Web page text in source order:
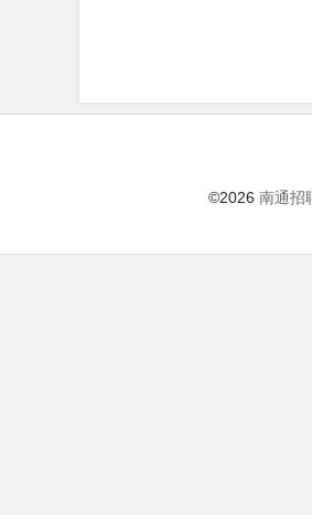
©2026 南通招